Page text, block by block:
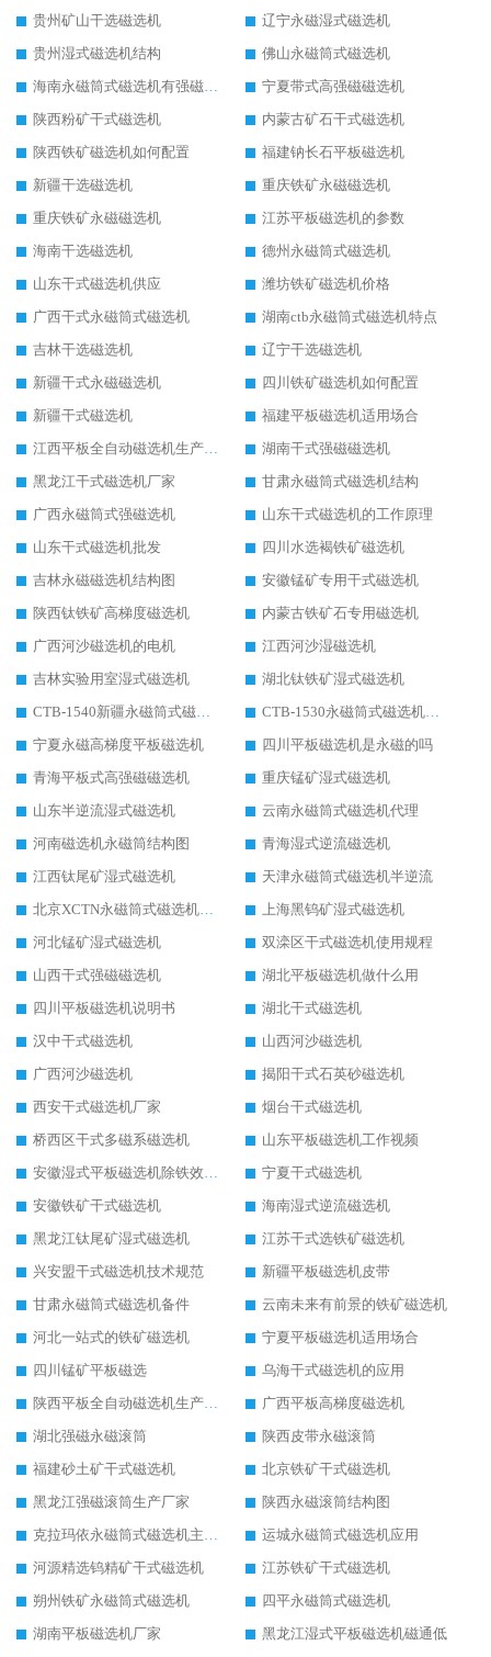
贵州矿山干选磁选机
辽宁永磁湿式磁选机
贵州湿式磁选机结构
佛山永磁筒式磁选机
海南永磁筒式磁选机有强磁的吗
宁夏带式高强磁磁选机
陕西粉矿干式磁选机
内蒙古矿石干式磁选机
陕西铁矿磁选机如何配置
福建钠长石平板磁选机
新疆干选磁选机
重庆铁矿永磁磁选机
重庆铁矿永磁磁选机
江苏平板磁选机的参数
海南干选磁选机
德州永磁筒式磁选机
山东干式磁选机供应
潍坊铁矿磁选机价格
广西干式永磁筒式磁选机
湖南ctb永磁筒式磁选机特点
吉林干选磁选机
辽宁干选磁选机
新疆干式永磁磁选机
四川铁矿磁选机如何配置
新疆干式磁选机
福建平板磁选机适用场合
江西平板全自动磁选机生产厂家
湖南干式强磁磁选机
黑龙江干式磁选机厂家
甘肃永磁筒式磁选机结构
广西永磁筒式强磁选机
山东干式磁选机的工作原理
山东干式磁选机批发
四川水选褐铁矿磁选机
吉林永磁磁选机结构图
安徽锰矿专用干式磁选机
陕西钛铁矿高梯度磁选机
内蒙古铁矿石专用磁选机
广西河沙磁选机的电机
江西河沙湿磁选机
吉林实验用室湿式磁选机
湖北钛铁矿湿式磁选机
CTB-1540新疆永磁筒式磁选机
CTB-1530永磁筒式磁选机代理商
宁夏永磁高梯度平板磁选机
四川平板磁选机是永磁的吗
青海平板式高强磁磁选机
重庆锰矿湿式磁选机
山东半逆流湿式磁选机
云南永磁筒式磁选机代理
河南磁选机永磁筒结构图
青海湿式逆流磁选机
江西钛尾矿湿式磁选机
天津永磁筒式磁选机半逆流
北京XCTN永磁筒式磁选机磁块位置
上海黑钨矿湿式磁选机
河北锰矿湿式磁选机
双滦区干式磁选机使用规程
山西干式强磁磁选机
湖北平板磁选机做什么用
四川平板磁选机说明书
湖北干式磁选机
汉中干式磁选机
山西河沙磁选机
广西河沙磁选机
揭阳干式石英砂磁选机
西安干式磁选机厂家
烟台干式磁选机
桥西区干式多磁系磁选机
山东平板磁选机工作视频
安徽湿式平板磁选机除铁效果怎么样
宁夏干式磁选机
安徽铁矿干式磁选机
海南湿式逆流磁选机
黑龙江钛尾矿湿式磁选机
江苏干式选铁矿磁选机
兴安盟干式磁选机技术规范
新疆平板磁选机皮带
甘肃永磁筒式磁选机备件
云南未来有前景的铁矿磁选机
河北一站式的铁矿磁选机
宁夏平板磁选机适用场合
四川锰矿平板磁选
乌海干式磁选机的应用
陕西平板全自动磁选机生产厂家
广西平板高梯度磁选机
湖北强磁永磁滚筒
陕西皮带永磁滚筒
福建砂土矿干式磁选机
北京铁矿干式磁选机
黑龙江强磁滚筒生产厂家
陕西永磁滚筒结构图
克拉玛依永磁筒式磁选机主要技术参数
运城永磁筒式磁选机应用
河源精选钨精矿干式磁选机
江苏铁矿干式磁选机
朔州铁矿永磁筒式磁选机
四平永磁筒式磁选机
湖南平板磁选机厂家
黑龙江湿式平板磁选机磁通低